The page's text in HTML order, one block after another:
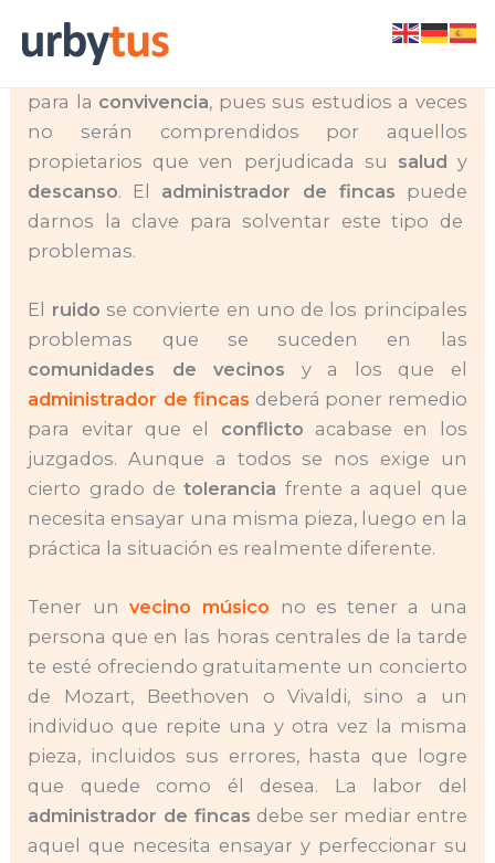
El piano, la batería o la guitarra. Unvecino
músicosiempre se convertirá en un problema
para la convivencia, pues sus estudios a veces
no serán comprendidos por aquellos
propietarios que ven perjudicada su salud y
descanso. El administrador de fincas puede
darnos la clave para solventar este tipo de
problemas.
El ruido se convierte en uno de los principales
problemas que se suceden en las
comunidades de vecinos y a los que el
administrador de fincas deberá poner remedio
para evitar que el conflicto acabase en los
juzgados. Aunque a todos se nos exige un
cierto grado detolerancia frente a aquel que
necesita ensayar una misma pieza, luego en la
práctica la situación es realmente diferente.
Tener un vecino músico no es tener a una
persona que en las horas centrales de la tarde
te esté ofreciendo gratuitamente un concierto
de Mozart, Beethoven o Vivaldi, sino a un
individuo que repite una y otra vez la misma
pieza, incluidos sus errores, hasta que logre
que quede como él desea. La labor del
administrador de fincas debe ser mediar entre
aquel que necesita ensayar y perfeccionar su